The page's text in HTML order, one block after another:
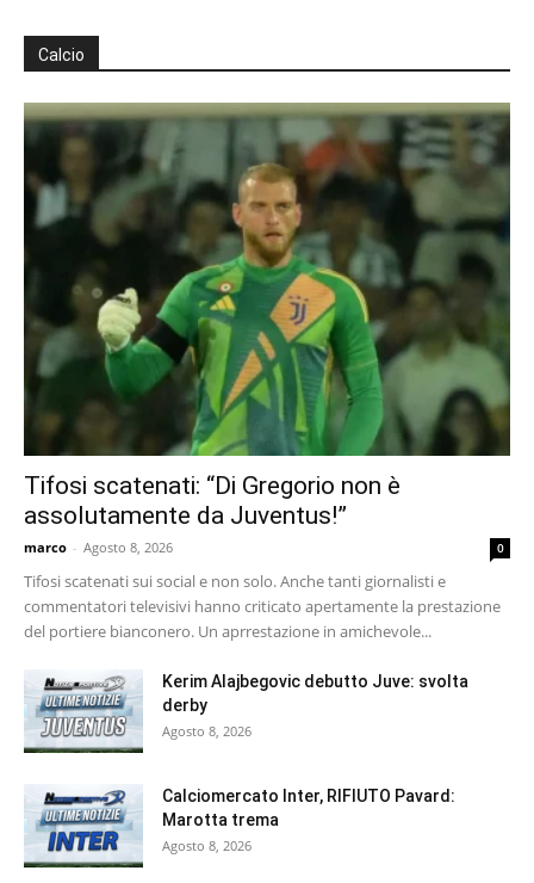
Calcio
Tifosi scatenati: “Di Gregorio non è
assolutamente da Juventus!”
marco - Agosto 8, 2026 0
Tifosi scatenati sui social e non solo. Anche tanti giornalisti e
commentatori televisivi hanno criticato apertamente la prestazione
del portiere bianconero. Un aprrestazione in amichevole...
Kerim Alajbegovic debutto Juve: svolta
derby
Agosto 8, 2026
Calciomercato Inter, RIFIUTO Pavard:
Marotta trema
Agosto 8, 2026